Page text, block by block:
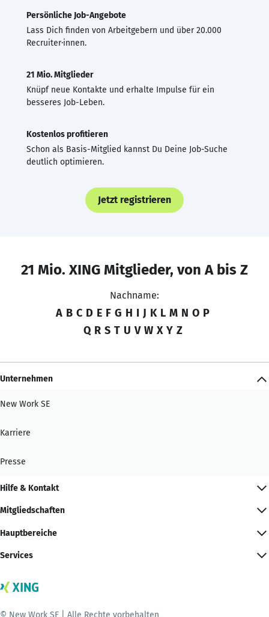
Persönliche Job-Angebote
Lass Dich finden von Arbeitgebern und über 20.000
Recruiter·innen.
21 Mio. Mitglieder
Knüpf neue Kontakte und erhalte Impulse für ein
besseres Job-Leben.
Kostenlos profitieren
Schon als Basis-Mitglied kannst Du Deine Job-Suche
deutlich optimieren.
Jetzt registrieren
21 Mio. XING Mitglieder, von A bis Z
Nachname:
A B C D E F G H I J K L M N O P
Q R S T U V W X Y Z
Unternehmen
New Work SE
Karriere
Presse
Hilfe & Kontakt
Mitgliedschaften
Hauptbereiche
Services
© New Work SE | Alle Rechte vorbehalten